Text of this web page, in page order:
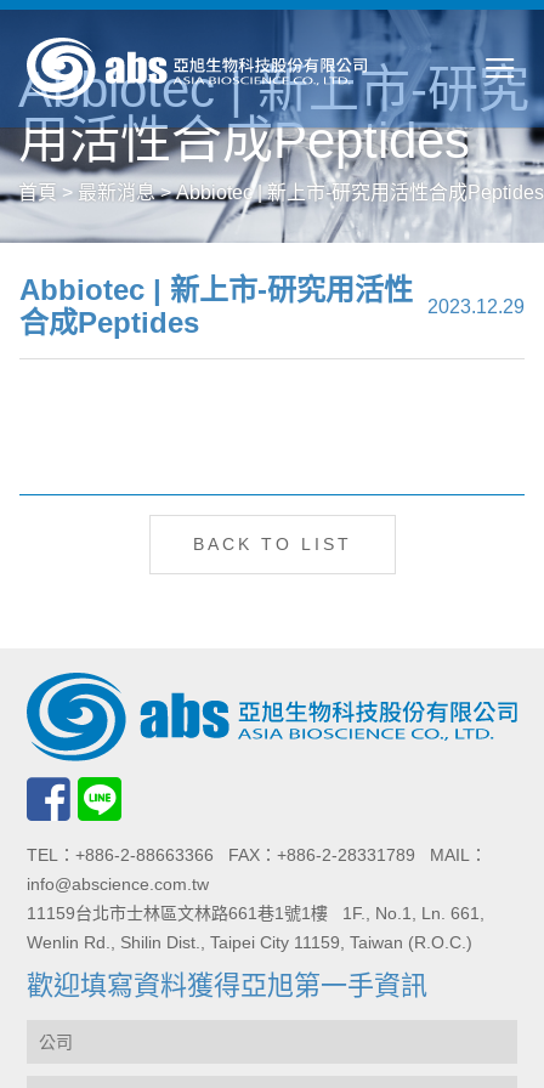
Abbiotec | 新上市-研究
用活性合成Peptides
首頁 > 最新消息>Abbiotec | 新上市-研究用活性合成Peptides
Abbiotec | 新上市-研究用活性
合成Peptides
2023.12.29
BACK TO LIST
TEL：+886-2-88663366 FAX：+886-2-28331789 MAIL：
info@abscience.com.tw
11159台北市士林區文林路661巷1號1樓 1F., No.1, Ln. 661,
Wenlin Rd., Shilin Dist., Taipei City 11159, Taiwan (R.O.C.)
歡迎填寫資料獲得亞旭第一手資訊